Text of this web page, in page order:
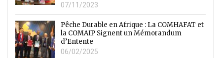
07/11/2023
Pêche Durable en Afrique : La COMHAFAT et
la COMAIP Signent un Mémorandum
d’Entente
06/02/2025